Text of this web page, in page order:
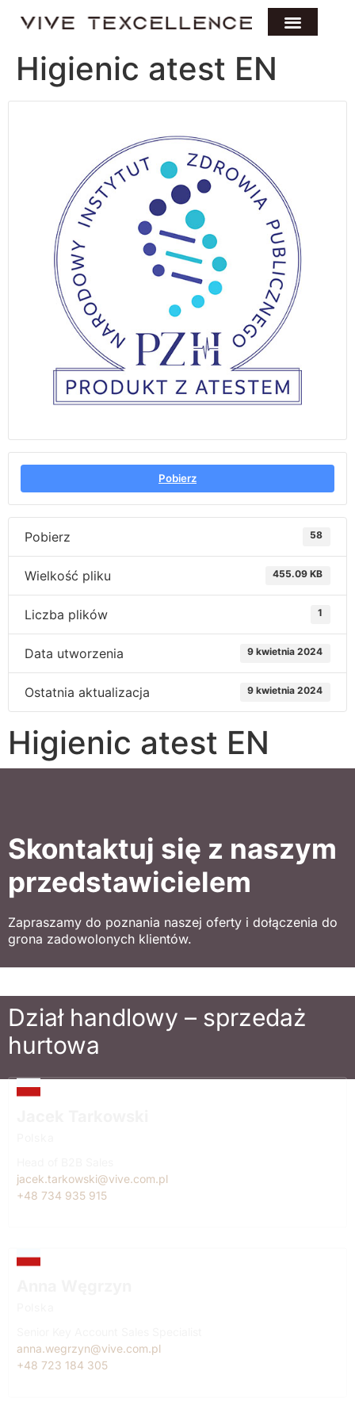
Higienic atest EN
Pobierz
Pobierz 58
Wielkość pliku 455.09 KB
Liczba plików 1
Data utworzenia 9 kwietnia 2024
Ostatnia aktualizacja 9 kwietnia 2024
Higienic atest EN
Skontaktuj się z naszym
przedstawicielem
Zapraszamy do poznania naszej oferty i dołączenia do
grona zadowolonych klientów.
Dział handlowy – sprzedaż
hurtowa
jacek.tarkowski@vive.com.pl
+48 734 935 915
anna.wegrzyn@vive.com.pl
+48 723 184 305